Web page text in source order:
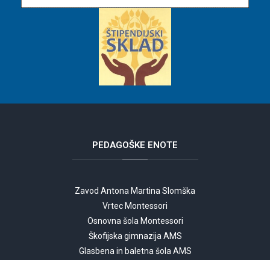
PEDAGOŠKE ENOTE
Zavod Antona Martina Slomška
Vrtec Montessori
Osnovna šola Montessori
Škofijska gimnazija AMS
Glasbena in baletna šola AMS